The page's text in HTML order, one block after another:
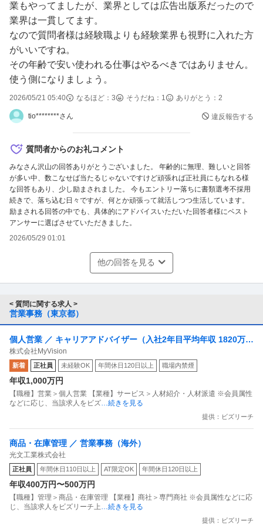
業もやってましたが、業界としては広告出版系だったので
業界は一貫してます。
なので質問者様は経験職よりも経験業界も視野に入れた方
がいいですね。
その年齢で安い使われる仕事はやるべきではありません。
使う側になりましょう。
2026/05/21 05:40 なるほど： 3 そうだね： 1 ありがとう： 2
tio********さん 違反報告する
質問者からのお礼コメント
みなさん沢山の回答ありがとうございました。 年齢的に無理、難しいと回答
が多い中、数こなせば当たるじゃないですけど頑張れば正社員にもなれる様
な回答もあり、少し励まされました。 今もエントリー落ちに書類選考不採用
続きで、落ち込む日々ですが、何とか頑張って就活しつつ生活しています。
励まされる回答の中でも、具体的にアドバイスいただいた回答者様にベスト
アンサーに選ばさせていただきました。
2026/05/29 01:01
他の回答を見る
< 質問に関する求人 >
営業事務（東京都）
個人営業 ／ キャリアアドバイザー（入社2年目平均年収 1820万円
／未経験歓迎）
株式会社MyVision
新着 正社員 未経験OK 年間休日120日以上 職場内禁煙
年収1,000万円
【職種】営業＞個人営業 【業種】サービス＞人材紹介・人材派遣 ※会員属性
などに応じ、当該求人をビズ…続きを見る
提供：ビズリーチ
商品・在庫管理 ／ 営業事務（海外）
光文工業株式会社
正社員 年間休日110日以上 AT限定OK 年間休日120日以上
年収400万円〜500万円
【職種】管理＞商品・在庫管理 【業種】商社＞専門商社 ※会員属性などに応
じ、当該求人をビズリーチ上…続きを見る
提供：ビズリーチ